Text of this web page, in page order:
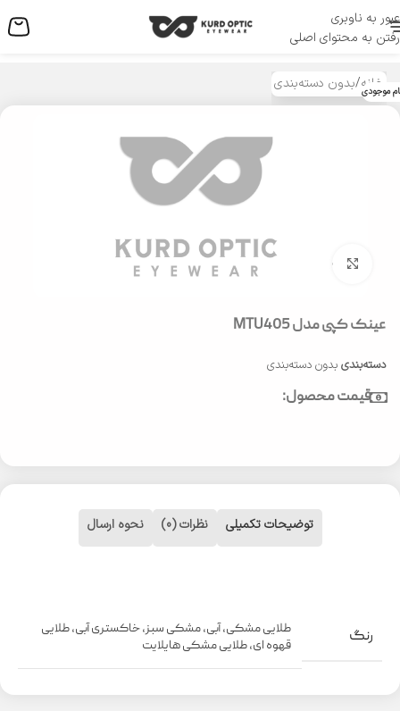
عبور به ناوبری
رفتن به محتوای اصلی
منو
خانه/بدون دسته‌بندی موجودی
بزرگنمایی تصویر
عینک کپی مدل MTU405
دسته‌بندی بدون دسته‌بندی
قیمت محصول:
توضیحات تکمیلی نظرات (0) نحوه ارسال
رنگ طلایی مشکی,آبی,مشکی سبز,خاکستری آبی,طلایی
قهوه ای,طلایی مشکی هایلایت